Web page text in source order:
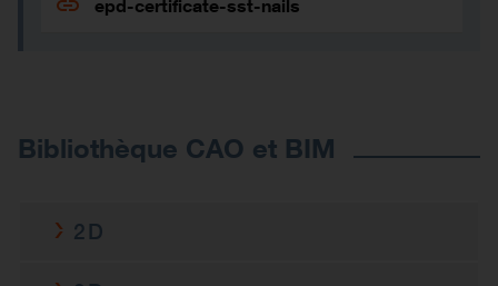
epd-certificate-sst-nails
Bibliothèque CAO et BIM
2D